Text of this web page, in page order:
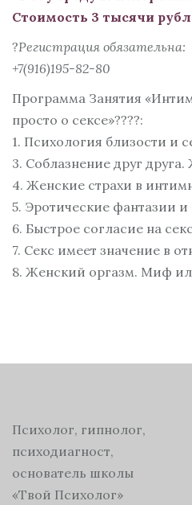
Стоимость 3 тысячи
?Регистрация обязательна:
+7(916)195-82-80
Программа Занятия
просто о сексе»????:
1. Психология близости и
3. Соблазнение друг
4. Женские страхи в
5. Эротические фантазии
6. Быстрое согласие на
7. Секс имеет значение в
8. Женский оргазм. Миф
Психолог, гипнолог,
психодиагност,
основатель школы
«Твой Психолог»